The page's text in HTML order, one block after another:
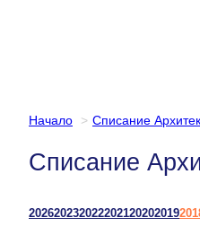
Начало Списание
Списание
202620232022202120202019